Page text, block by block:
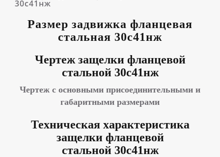
30с41нж
Размер задвижка фланцевая
стальная 30с41нж
Чертеж защелки фланцевой
стальной 30с41нж
Чертеж с основными присоединительными и
габаритными размерами
Техническая характеристика
защелки фланцевой
стальной 30с41нж